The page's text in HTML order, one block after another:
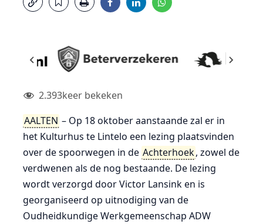
2.393keer bekeken
AALTEN – Op 18 oktober aanstaande zal er in
het Kulturhus te Lintelo een lezing plaatsvinden
over de spoorwegen in de Achterhoek, zowel de
verdwenen als de nog bestaande. De lezing
wordt verzorgd door Victor Lansink en is
georganiseerd op uitnodiging van de
Oudheidkundige Werkgemeenschap ADW